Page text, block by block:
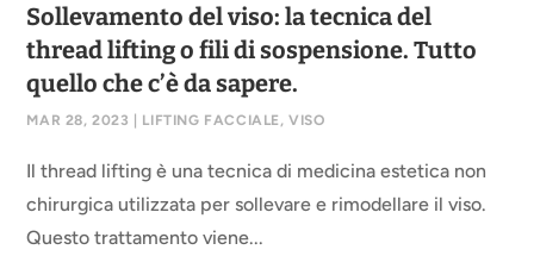
Sollevamento del viso: la tecnica del
thread lifting o fili di sospensione. Tutto
quello che c’è da sapere.
MAR 28, 2023 | LIFTING FACCIALE ,VISO
Il thread lifting è una tecnica di medicina estetica non
chirurgica utilizzata per sollevare e rimodellare il viso.
Questo trattamento viene...